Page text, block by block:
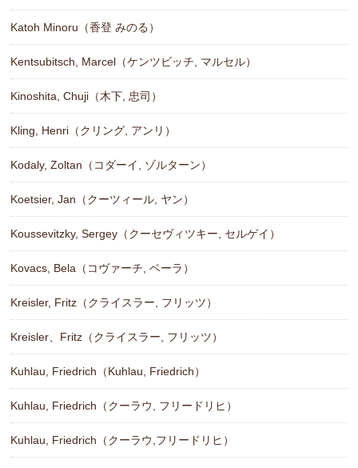
Katoh Minoru（香登 みのる）
Kentsubitsch, Marcel（ケンツビッチ, マルセル）
Kinoshita, Chuji（木下, 忠司）
Kling, Henri（クリング, アンリ）
Kodaly, Zoltan（コダーイ, ゾルターン）
Koetsier, Jan（クーツィール, ヤン）
Koussevitzky, Sergey（クーセヴィツキー, セルゲイ）
Kovacs, Bela（コヴァーチ, ベーラ）
Kreisler, Fritz（クライスラー, フリッツ）
Kreisler、Fritz（クライスラー, フリッツ）
Kuhlau, Friedrich（Kuhlau, Friedrich）
Kuhlau, Friedrich（クーラウ, フリードリヒ）
Kuhlau, Friedrich（クーラウ,フリードリヒ）